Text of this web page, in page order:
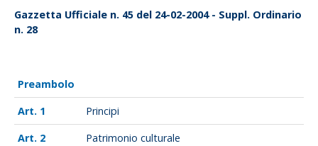
Gazzetta Ufficiale n. 45 del 24-02-2004 - Suppl. Ordinario
n. 28
Preambolo
1
Principi
2
Patrimonio culturale